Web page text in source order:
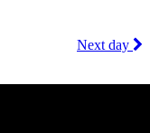
Next day